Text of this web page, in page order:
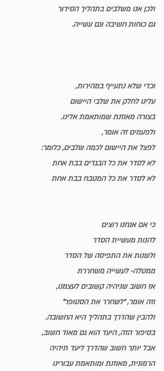
ולכן אנו משלבים בתהליך הסידור
גם כוחות חשיבה וגם עשייה.
וכדי שלא נתעייף במהירות,
עלינו לחלק את שלבי היישום
בצורה מאוזנת שמותאמת אלינו.
ולפעמים זה אומר,
לפצל את היישום לכמה שלבים, כלומר:
לא לסדר את כל הבגדים בבת אחת
לא לסדר את כל המטבח בבת אחת
כי אם אנחנו רוצים
להנות מעשיית הסדר
ולשנות את התפיסה של הסדר
ממטלה- לעשייה משחררת
אז חשוב שניהיה קשובים לעצמנו,
וזה אומר, "לשחרר את הסטופר"
ולהבין שהדרך בתהליך היא החשובה.
בסיפור הזה, היעד הוא גם מאוד חשוב,
אבל יותר חשוב שהדרך ליעד תיהיה
הרמונית, מאוזנת ומותאמת עבורינו